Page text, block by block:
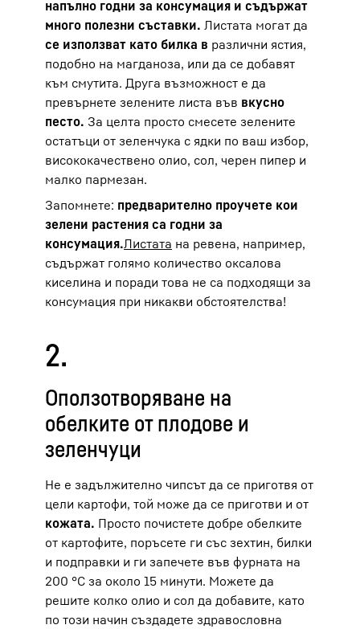
напълно годни за консумация и съдържат
много полезни съставки. Листата могат да
се използват като билка в различни ястия,
подобно на магданоза, или да се добавят
към смутита. Друга възможност е да
превърнете зелените листа във вкусно
песто. За целта просто смесете зелените
остатъци от зеленчука с ядки по ваш избор,
висококачествено олио, сол, черен пипер и
малко пармезан.
Запомнете: предварително проучете кои
зелени растения са годни за
консумация.Листата на ревена, например,
съдържат голямо количество оксалова
киселина и поради това не са подходящи за
консумация при никакви обстоятелства!
2.
Оползотворяване на
обелките от плодове и
зеленчуци
Не е задължително чипсът да се приготвя от
цели картофи, той може да се приготви и от
кожата. Просто почистете добре обелките
от картофите, поръсете ги със зехтин, билки
и подправки и ги запечете във фурната на
200 °C за около 15 минути. Можете да
решите колко олио и сол да добавите, като
по този начин създадете здравословна